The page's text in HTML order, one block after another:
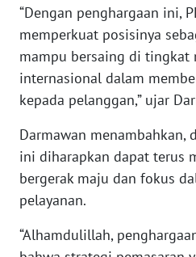
“Dengan penghargaan ini,
memperkuat posisinya
mampu bersaing di tingkat
internasional dalam
kepada pelanggan,” ujar
Darmawan menambahkan,
ini diharapkan dapat terus
bergerak maju dan fokus
pelayanan.
“Alhamdulillah,
WN
SUMSEL
WN
BENGKULU
LAMPUNG
WN
JATENG